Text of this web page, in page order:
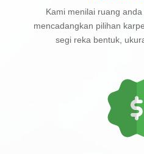
Kami menilai ruang
mencadangkan pilihan
segi reka bentuk,